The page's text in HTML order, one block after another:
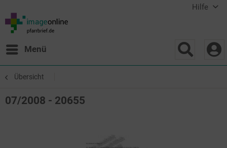
Hilfe
Menü
Übersicht
07/2008 - 20655